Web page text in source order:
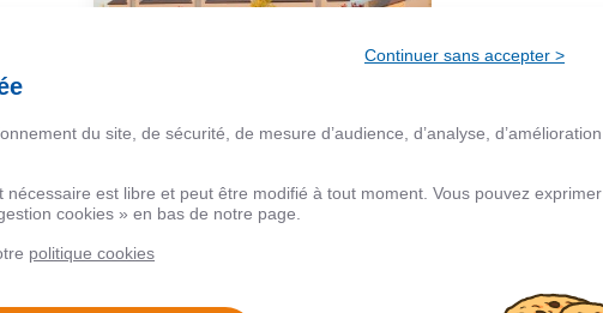
Appartement
Continuer sans accepter >
du site, de sécurité, de mesure d’audience, d’analyse, d’amélioration
est libre et peut être modifié à tout moment. Vous pouvez exprimer
cookies » en bas de notre page.
politique cookies